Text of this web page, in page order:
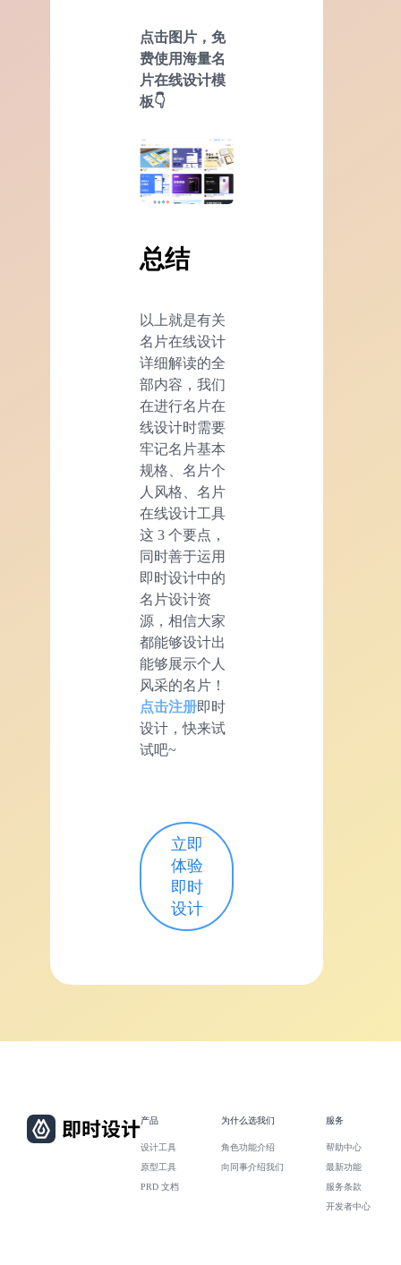
点击图片，免
费使用海量名
片在线设计模
板👇
总结
以上就是有关
名片在线设计
详细解读的全
部内容，我们
在进行名片在
线设计时需要
牢记名片基本
规格、名片个
人风格、名片
在线设计工具
这 3 个要点，
同时善于运用
即时设计中的
名片设计资
源，相信大家
都能够设计出
能够展示个人
风采的名片！
点击注册即时
设计，快来试
试吧~
立即
体验
即时
设计
产品
设计工具
原型工具
PRD 文档
为什么选我们
角色功能介绍
向同事介绍我们
服务
帮助中心
最新功能
服务条款
开发者中心